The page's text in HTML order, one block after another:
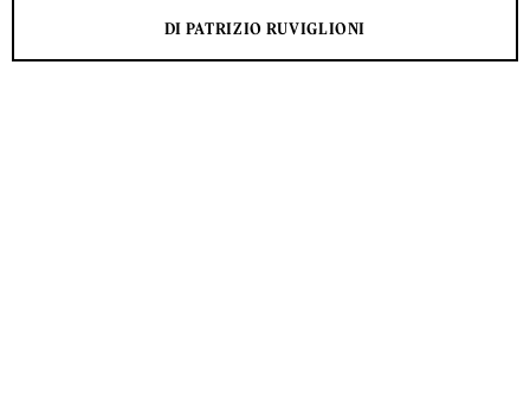
DI PATRIZIO RUVIGLIONI